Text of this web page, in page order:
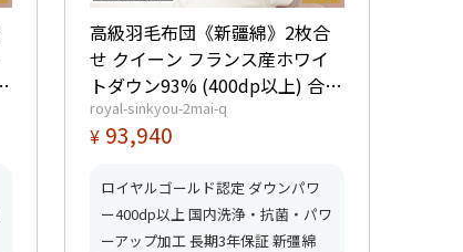
高級羽毛布団《新疆綿》2枚合
せ クイーン フランス産ホワイ
トダウン93% (400dp以上) 合掛
1.3kg、薄掛0.6kg 【5つ星ロイ
ヤルゴールド取得】【グッドふ
royal-sinkyou-2mai-q
¥ 93,940
ロイヤルゴールド認定 ダウンパワ
ー400dp以上 国内洗浄・抗菌・パワ
ーアップ加工 長期3年保証 新彊綿